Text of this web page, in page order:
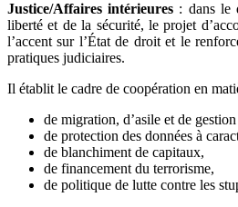
Justice/Affaires intérieures : dans le
liberté et de la sécurité, le projet
l’accent sur l’État de droit et le
pratiques judiciaires.
Il établit le cadre de coopération en
de migration, d’asile et de
de protection des données à
de blanchiment de capitaux,
de financement du terrorisme,
de politique de lutte contre les